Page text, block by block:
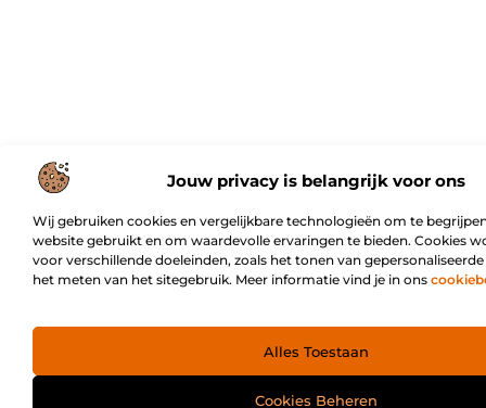
Jouw privacy is belangrijk voor ons
Wij gebruiken cookies en vergelijkbare technologieën om te
website gebruikt en om waardevolle ervaringen te bieden. Cookies
voor verschillende doeleinden, zoals het tonen van
het meten van het sitegebruik. Meer informatie vind je in ons
Alles Toestaan
Cookies Beheren